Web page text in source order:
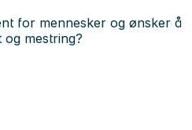
for mennesker og ønsker å
mestring?